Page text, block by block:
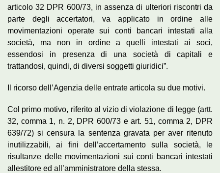
articolo 32 DPR 600/73, in assenza di ulteriori riscontri da
parte degli accertatori, va applicato in ordine alle
movimentazioni operate sui conti bancari intestati alla
società, ma non in ordine a quelli intestati ai soci,
essendosi in presenza di una società di capitali e
trattandosi, quindi, di diversi soggetti giuridici”.
Il ricorso dell’Agenzia delle entrate articola su due motivi.
Col primo motivo, riferito al vizio di violazione di legge (artt.
32, comma 1, n. 2, DPR 600/73 e art. 51, comma 2, DPR
639/72) si censura la sentenza gravata per aver ritenuto
inutilizzabili, ai fini dell’accertamento sulla società, le
risultanze delle movimentazioni sui conti bancari intestati
allestitore ed all’amministratore della stessa.